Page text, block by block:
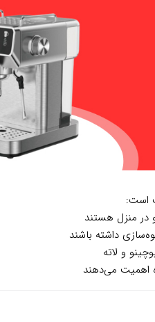
است:
در منزل هستند
داشته باشند
و لاته
اهمیت می‌دهند